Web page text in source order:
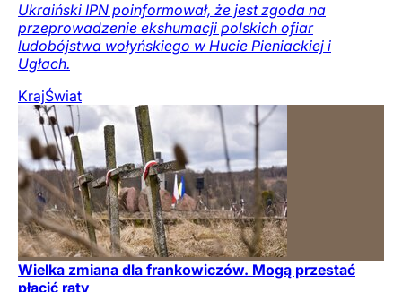
Ukraiński IPN poinformował, że jest zgoda na
przeprowadzenie ekshumacji polskich ofiar
ludobójstwa wołyńskiego w Hucie Pieniackiej i
Ugłach.
KrajŚwiat
Wielka zmiana dla frankowiczów. Mogą przestać
płacić raty